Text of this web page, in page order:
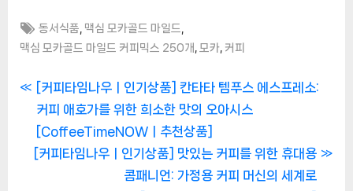
Tags:
동서식품 맥심 모카골드 마일드
맥심 모카골드 마일드 커피믹스 250개 모카 커피
글
탐
색
P
r
e
v
[커피타임나우ㅣ인기상품] 칸타타 템푸스 에스프레소:
커피 애호가를 위한 희소한 맛의 오아시스
[CoffeeTimeNOWㅣ추천상품]
N
[커피타임나우ㅣ인기상품] 맛있는 커피를 위한 휴대용
콤패니언: 가정용 커피 머신의 세계로